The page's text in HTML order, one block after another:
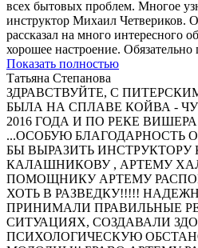
всех бытовых проблем. Многое
инструктор Михаил Четвериков.
рассказал на много интересного
хорошее настроение. Обязательно
Показать полностью
Татьяна Степанова
ЗДРАВСТВУЙТЕ, С
БЫЛА НА СПЛАВЕ КОЙВА -
2016 ГОДА И ПО РЕКЕ
...ОСОБУЮ БЛАГОДАРНОСТЬ
БЫ ВЫРАЗИТЬ
КАЛАШНИКОВУ , АРТЕМУ
ПОМОЩНИКУ АРТЕМУ
ХОТЬ В РАЗВЕДКУ!!!!!
ПРИНИМАЛИ ПРАВИЛЬНЫЕ
СИТУАЦИЯХ, СОЗДАВАЛИ
ПСИХОЛОГИЧЕСКУЮ